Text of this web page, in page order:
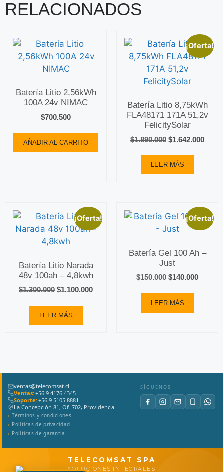
RELACIONADOS
Batería Litio 2,56kWh
100A 24v NIMAC
$700.500
AÑADIR AL CARRITO
¡Oferta!
Batería Litio 8,75kWh
FLA48171 171A 51,2v
FelicitySolar
$1.890.000 $1.642.000
LEER MÁS
¡Oferta!
Batería Litio Narada
48v 100ah – 4,8kwh
$1.300.000 $1.100.000
LEER MÁS
¡Oferta!
Batería Gel 100 Ah –
Just
$150.000 $140.000
LEER MÁS
ventas@telecomsat.cl
Ventas:+56 9 4176 4345
Soporte:+56 9 5105 8881
La Concepción 81, Of. 702, Providencia
SÍGUENOS
Términos y condiciones
Políticas de privacidad
Políticas de garantía
TELECOMSAT SPA
SOLUCIONES INTEGRALES